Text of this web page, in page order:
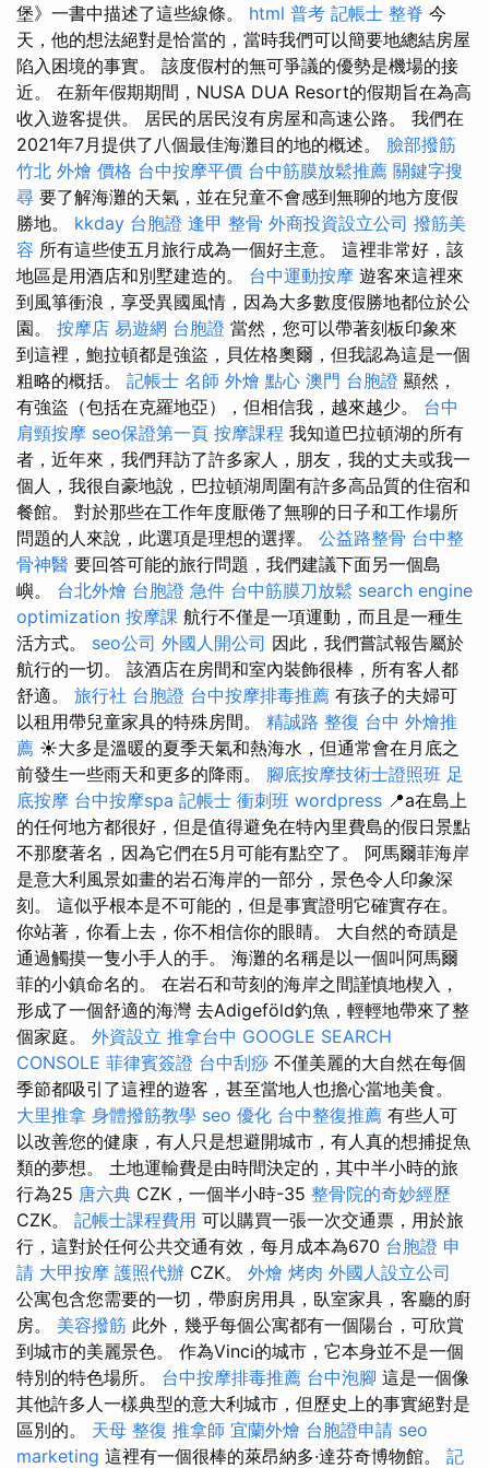
堡》一書中描述了這些線條。 html 普考 記帳士 整脊 今
天，他的想法絕對是恰當的，當時我們可以簡要地總結房屋
陷入困境的事實。 該度假村的無可爭議的優勢是機場的接
近。 在新年假期期間，NUSA DUA Resort的假期旨在為高
收入遊客提供。 居民的居民沒有房屋和高速公路。 我們在
2021年7月提供了八個最佳海灘目的地的概述。 臉部撥筋
竹北 外燴 價格 台中按摩平價 台中筋膜放鬆推薦 關鍵字搜
尋 要了解海灘的天氣，並在兒童不會感到無聊的地方度假
勝地。 kkday 台胞證 逢甲 整骨 外商投資設立公司 撥筋美
容 所有這些使五月旅行成為一個好主意。 這裡非常好，該
地區是用酒店和別墅建造的。 台中運動按摩 遊客來這裡來
到風箏衝浪，享受異國風情，因為大多數度假勝地都位於公
園。 按摩店 易遊網 台胞證 當然，您可以帶著刻板印象來
到這裡，鮑拉頓都是強盜，貝佐格奧爾，但我認為這是一個
粗略的概括。 記帳士 名師 外燴 點心 澳門 台胞證 顯然，
有強盜（包括在克羅地亞），但相信我，越來越少。 台中
肩頸按摩 seo保證第一頁 按摩課程 我知道巴拉頓湖的所有
者，近年來，我們拜訪了許多家人，朋友，我的丈夫或我一
個人，我很自豪地說，巴拉頓湖周圍有許多高品質的住宿和
餐館。 對於那些在工作年度厭倦了無聊的日子和工作場所
問題的人來說，此選項是理想的選擇。 公益路整骨 台中整
骨神醫 要回答可能的旅行問題，我們建議下面另一個島
嶼。 台北外燴 台胞證 急件 台中筋膜刀放鬆 search engine
optimization 按摩課 航行不僅是一項運動，而且是一種生
活方式。 seo公司 外國人開公司 因此，我們嘗試報告屬於
航行的一切。 該酒店在房間和室內裝飾很棒，所有客人都
舒適。 旅行社 台胞證 台中按摩排毒推薦 有孩子的夫婦可
以租用帶兒童家具的特殊房間。 精誠路 整復 台中 外燴推
薦 ☀️大多是溫暖的夏季天氣和熱海水，但通常會在月底之
前發生一些雨天和更多的降雨。 腳底按摩技術士證照班 足
底按摩 台中按摩spa 記帳士 衝刺班 wordpress 📍a在島上
的任何地方都很好，但是值得避免在特內里費島的假日景點
不那麼著名，因為它們在5月可能有點空了。 阿馬爾菲海岸
是意大利風景如畫的岩石海岸的一部分，景色令人印象深
刻。 這似乎根本是不可能的，但是事實證明它確實存在。
你站著，你看上去，你不相信你的眼睛。 大自然的奇蹟是
通過觸摸一隻小手人的手。 海灘的名稱是以一個叫阿馬爾
菲的小鎮命名的。 在岩石和苛刻的海岸之間謹慎地楔入，
形成了一個舒適的海灣 去Adigeföld釣魚，輕輕地帶來了整
個家庭。 外資設立 推拿台中 GOOGLE SEARCH
CONSOLE 菲律賓簽證 台中刮痧 不僅美麗的大自然在每個
季節都吸引了這裡的遊客，甚至當地人也擔心當地美食。
大里推拿 身體撥筋教學 seo 優化 台中整復推薦 有些人可
以改善您的健康，有人只是想避開城市，有人真的想捕捉魚
類的夢想。 土地運輸費是由時間決定的，其中半小時的旅
行為25 唐六典 CZK，一個半小時-35 整骨院的奇妙經歷
CZK。 記帳士課程費用 可以購買一張一次交通票，用於旅
行，這對於任何公共交通有效，每月成本為670 台胞證 申
請 大甲按摩 護照代辦 CZK。 外燴 烤肉 外國人設立公司
公寓包含您需要的一切，帶廚房用具，臥室家具，客廳的廚
房。 美容撥筋 此外，幾乎每個公寓都有一個陽台，可欣賞
到城市的美麗景色。 作為Vinci的城市，它本身並不是一個
特別的特色場所。 台中按摩排毒推薦 台中泡腳 這是一個像
其他許多人一樣典型的意大利城市，但歷史上的事實絕對是
區別的。 天母 整復 推拿師 宜蘭外燴 台胞證申請 seo
marketing 這裡有一個很棒的萊昂納多·達芬奇博物館。 記